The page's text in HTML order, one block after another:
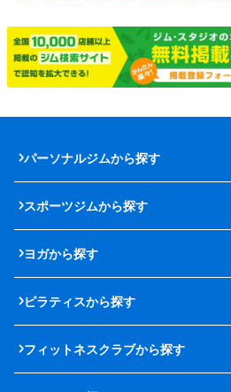
パーソナルジムから探す
スポーツジムから探す
ヨガから探す
ピラティスから探す
フィットネスクラブから探す